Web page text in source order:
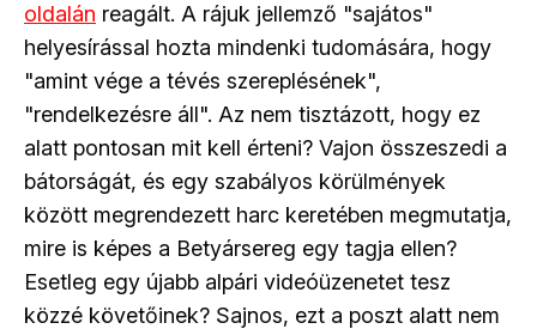
oldalán reagált. A rájuk jellemző "sajátos"
helyesírással hozta mindenki tudomására, hogy
"amint vége a tévés szereplésének",
"rendelkezésre áll". Az nem tisztázott, hogy ez
alatt pontosan mit kell érteni? Vajon összeszedi a
bátorságát, és egy szabályos körülmények
között megrendezett harc keretében megmutatja,
mire is képes a Betyársereg egy tagja ellen?
Esetleg egy újabb alpári videóüzenetet tesz
közzé követőinek? Sajnos, ezt a poszt alatt nem